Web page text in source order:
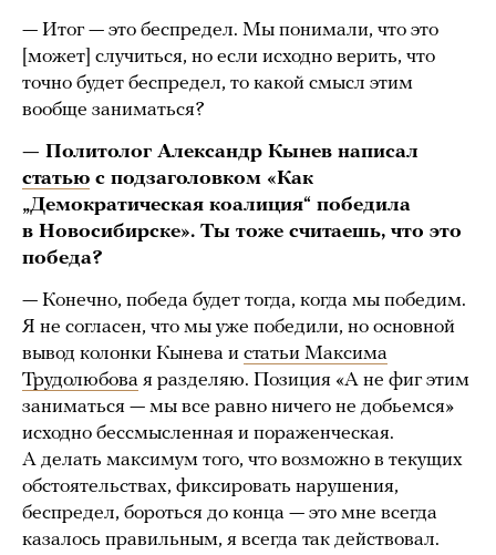
— Итог — это беспредел. Мы понимали, что это
[может] случиться, но если исходно верить, что
точно будет беспредел, то какой смысл этим
вообще заниматься?
— Политолог Александр Кынев написал
статью с подзаголовком «Как
„Демократическая коалиция“ победила
в Новосибирске». Ты тоже считаешь, что это
победа?
— Конечно, победа будет тогда, когда мы победим.
Я не согласен, что мы уже победили, но основной
вывод колонки Кынева и статьи Максима
Трудолюбова я разделяю. Позиция «А не фиг этим
заниматься — мы все равно ничего не добьемся»
исходно бессмысленная и пораженческая.
А делать максимум того, что возможно в текущих
обстоятельствах, фиксировать нарушения,
беспредел, бороться до конца — это мне всегда
казалось правильным, я всегда так действовал.